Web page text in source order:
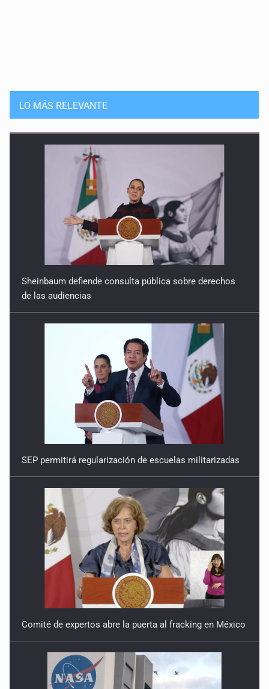
LO MÁS RELEVANTE
Sheinbaum defiende consulta pública sobre derechos
de las audiencias
SEP permitirá regularización de escuelas militarizadas
Comité de expertos abre la puerta al fracking en México